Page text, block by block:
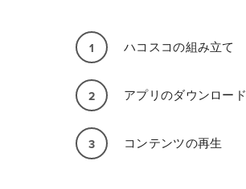
1 ハコスコの組み立て
2 アプリのダウンロード
3 コンテンツの再生